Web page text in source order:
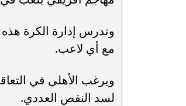
وتدرس إدارة الكرة هذه
مع أي لاعب.
ويرغب الأهلي في
لسد النقص العددي.